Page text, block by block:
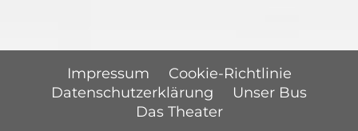
Impressum
Cookie-Richtlinie
Datenschutzerklärung
Unser Bus
Das Theater